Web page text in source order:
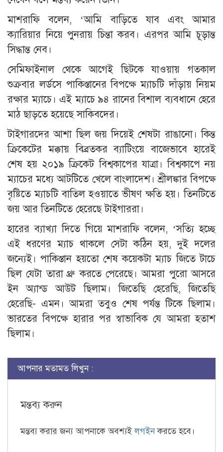
মাশরাফি বলেন, ‘আমি বাড়িতে যাব এবং আমার
ক্যারিয়ার নিয়ে পুনরায় চিন্তা করব। এরপর আমি চূড়ান্ত
সিদ্ধান্ত নেব।
সেমিফাইনাল থেকে আগেই ছিটকে যাওয়ায় গতকাল
শুক্রবার লর্ডসে পাকিস্তানের বিপক্ষে ম্যাচটি দাঁড়ায় নিয়ম
রক্ষার ম্যাচে। এই ম্যাচে ৯৪ রানের বিশাল ব্যবধানে হেরে
মাঠ ছাড়তে হয়েছে সাকিবদের।
টাইগারদের আশা ছিল জয় দিয়েই শেষটা রাঙানো। কিন্ত
ক্রিকেটের মক্কায় বিব্রতকর ব্যাটিংয়ে বাজেভাবে হারেই
শেষ হয় ২০১৯ ক্রিকেট বিশ্বকাপের যাত্রা। বিশ্বকাপে নয়
ম্যাচের মধ্যে আটটিতে খেলে বাংলাদেশ। শ্রীলঙ্কার বিপক্ষে
বৃষ্টিতে ম্যাচটি বাতিল হওয়াতে ভীষণ ক্ষতি হয়। তিনটিতে
জয় আর তিনটিতে হেরেছে টাইগাররা।
হারের ব্যাখ্যা দিতে গিয়ে মাশরাফি বলেন, ‘সত্যি হচ্ছে
এই ধরণের ম্যাচ থাকলে সেটা কঠিন হয়, দুই দলের
জন্যেই। পাকিস্তান হয়তো শেষ কয়েকটা ম্যাচ জিতে টাচে
ছিল যেটা তারা থ্রু করতে পেরেছে। আমরা পুরো আসরে
ইন অ্যান্ড আউট ছিলাম। জিতেছি হেরেছি, জিতেছি
হেরেছি- এমন। আমরা তবুও শেষ পর্যন্ত টিকে ছিলাম।
ভারতের বিপক্ষে হারার পর স্বাভাবিক যে আমরা হতাশ
ছিলাম।
আপনার মতামত লিখুন :
মন্তব্য করুন
মন্তব্য করার জন্য আপনাকে অবশ্যইলগইনকরতে হবে।